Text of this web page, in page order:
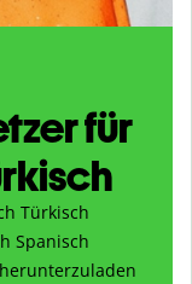
für
Türkisch
Spanisch